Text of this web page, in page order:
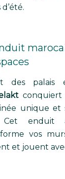
des palais
conquiert
unique et
Cet
vos
et jouent